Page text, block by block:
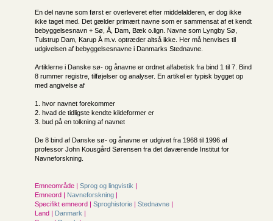
En del navne som først er overleveret efter middelalderen, er dog ikke
ikke taget med. Det gælder primært navne som er sammensat af et kendt
bebyggelsesnavn + Sø, Å, Dam, Bæk o.lign. Navne som Lyngby Sø,
Tulstrup Dam, Karup Å m.v. optræder altså ikke. Her må henvises til
udgivelsen af bebyggelsesnavne i Danmarks Stednavne.
Artiklerne i Danske sø- og ånavne er ordnet alfabetisk fra bind 1 til 7. Bind
8 rummer registre, tilføjelser og analyser. En artikel er typisk bygget op
med angivelse af
1. hvor navnet forekommer
2. hvad de tidligste kendte kildeformer er
3. bud på en tolkning af navnet
De 8 bind af Danske sø- og ånavne er udgivet fra 1968 til 1996 af
professor John Kousgård Sørensen fra det daværende Institut for
Navneforskning.
Emneområde | Sprog og lingvistik |
Emneord | Navneforskning |
Specifikt emneord | Sproghistorie | Stednavne |
Land | Danmark |